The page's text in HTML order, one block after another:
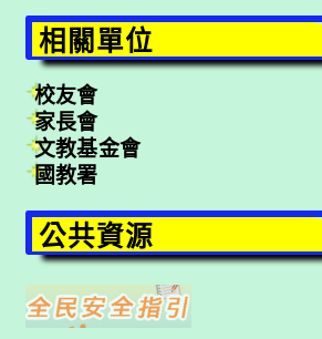
相關單位
校友會
家長會
文教基金會
國教署
公共資源